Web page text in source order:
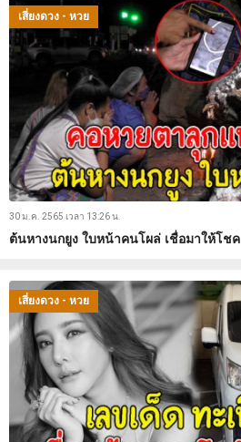
เสี่ยงดวง - หวย
30 ม.ค. 2565 เวลา 13:26 น.
ต้นหางนกยูง ใบหน้าคนโผล่ เชื่อมาให้โชค
เสี่ยงดวง - หวย